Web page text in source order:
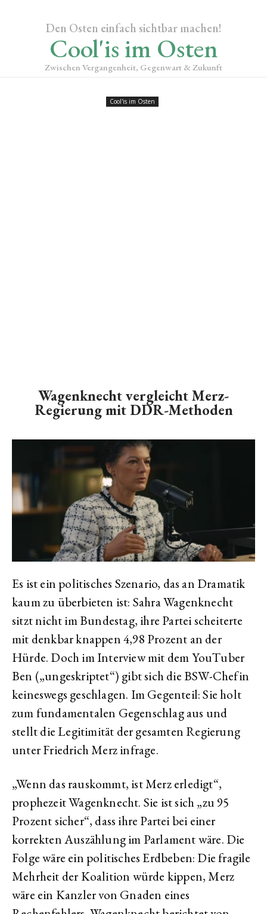
Den Osten einfach sichtbar machen!
Cool'is im Osten
Zwischen Vergangenheit, Gegenwart & Zukunft
Cool'is im Osten
Wagenknecht vergleicht Merz-
Regierung mit DDR-Methoden
Es ist ein politisches Szenario, das an Dramatik
kaum zu überbieten ist: Sahra Wagenknecht
sitzt nicht im Bundestag, ihre Partei scheiterte
mit denkbar knappen 4,98 Prozent an der
Hürde. Doch im Interview mit dem YouTuber
Ben („ungeskriptet“) gibt sich die BSW-Chefin
keineswegs geschlagen. Im Gegenteil: Sie holt
zum fundamentalen Gegenschlag aus und
stellt die Legitimität der gesamten Regierung
unter Friedrich Merz infrage.
„Wenn das rauskommt, ist Merz erledigt“,
prophezeit Wagenknecht. Sie ist sich „zu 95
Prozent sicher“, dass ihre Partei bei einer
korrekten Auszählung im Parlament wäre. Die
Folge wäre ein politisches Erdbeben: Die fragile
Mehrheit der Koalition würde kippen, Merz
wäre ein Kanzler von Gnaden eines